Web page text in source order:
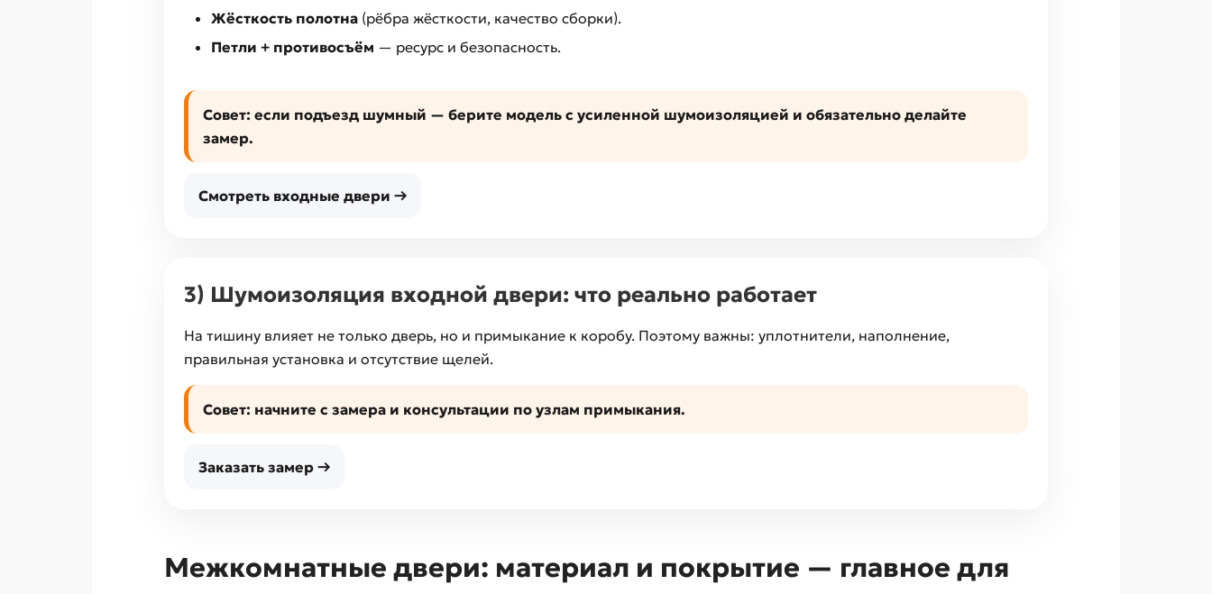
Жёсткость полотна (рёбра жёсткости, качество сборки).
Петли + противосъём — ресурс и безопасность.
Совет: если подъезд шумный — берите модель с усиленной шумоизоляцией и обязательно делайте
замер.
Смотреть входные двери →
3) Шумоизоляция входной двери: что реально работает
На тишину влияет не только дверь, но и примыкание к коробу. Поэтому важны: уплотнители, наполнение,
правильная установка и отсутствие щелей.
Совет: начните с замера и консультации по узлам примыкания.
Заказать замер →
Межкомнатные двери: материал и покрытие — главное для